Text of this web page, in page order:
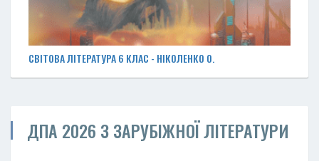
СВІТОВА ЛІТЕРАТУРА 6 КЛАС - НІКОЛЕНКО О.
ДПА 2026 З ЗАРУБІЖНОЇ ЛІТЕРАТУРИ